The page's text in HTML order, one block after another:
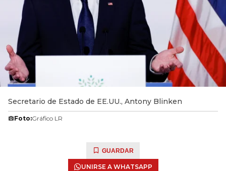
Secretario de Estado de EE.UU., Antony Blinken
Foto:Gráfico LR
GUARDAR
UNIRSE A WHATSAPP